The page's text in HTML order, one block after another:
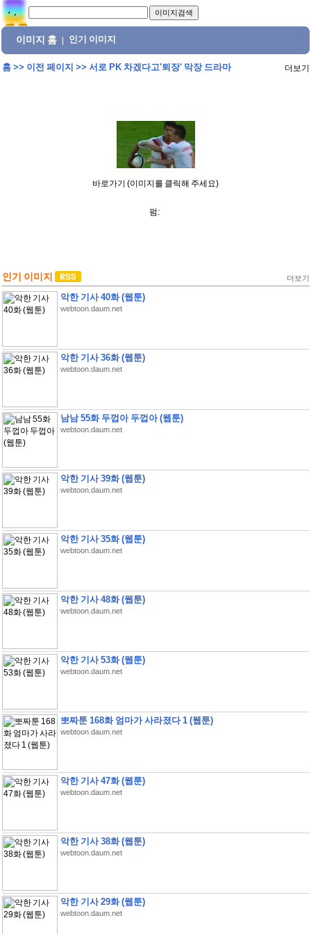
이미지 홈 인기 이미지
홈>> 이전 페이지 >> 서로 PK 차겠다고'퇴장' 막장 드라마 더보기
바로가기 (이미지를 클릭해 주세요)
펌:
인기 이미지 더보기
악한 기사 40화 (웹툰)
webtoon.daum.net
악한 기사 36화 (웹툰)
webtoon.daum.net
남남 55화 두껍아 두껍아 (웹툰)
webtoon.daum.net
악한 기사 39화 (웹툰)
webtoon.daum.net
악한 기사 35화 (웹툰)
webtoon.daum.net
악한 기사 48화 (웹툰)
webtoon.daum.net
악한 기사 53화 (웹툰)
webtoon.daum.net
뽀짜툰 168화 엄마가 사라졌다 1 (웹툰)
webtoon.daum.net
악한 기사 47화 (웹툰)
webtoon.daum.net
악한 기사 38화 (웹툰)
webtoon.daum.net
악한 기사 29화 (웹툰)
webtoon.daum.net